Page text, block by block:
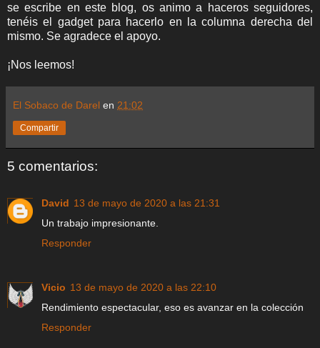
se escribe en este blog, os animo a haceros seguidores,
tenéis el gadget para hacerlo en la columna derecha del
mismo. Se agradece el apoyo.
¡Nos leemos!
El Sobaco de Darel en 21:02
Compartir
5 comentarios:
David 13 de mayo de 2020 a las 21:31
Un trabajo impresionante.
Responder
Vicio 13 de mayo de 2020 a las 22:10
Rendimiento espectacular, eso es avanzar en la colección
Responder